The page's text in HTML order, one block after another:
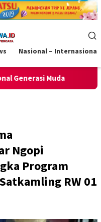
Nasional – Internasional
Karakter dan Kedisiplinan
Ngopi
Program
RW 01